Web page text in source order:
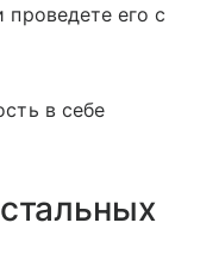
его с
в себе